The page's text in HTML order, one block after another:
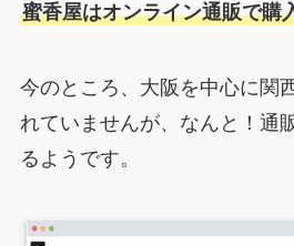
蜜香屋はオンライン通販で購
今のところ、大阪を中心に関
れていませんが、なんと！通
るようです。